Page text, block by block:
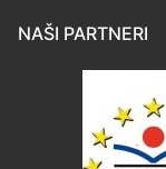
NAŠI PARTNERI